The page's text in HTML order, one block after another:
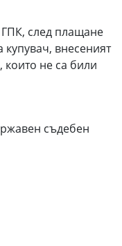
след плащане
купувач, внесеният
които не са били
съдебен